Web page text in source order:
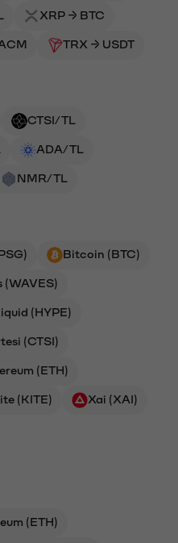
XRP → BTC
TRX → USDT
CTSI/TL
ADA/TL
NMR/TL
Bitcoin (BTC)
(WAVES)
(HYPE)
(CTSI)
(ETH)
(KITE) Xai (XAI)
(ETH)